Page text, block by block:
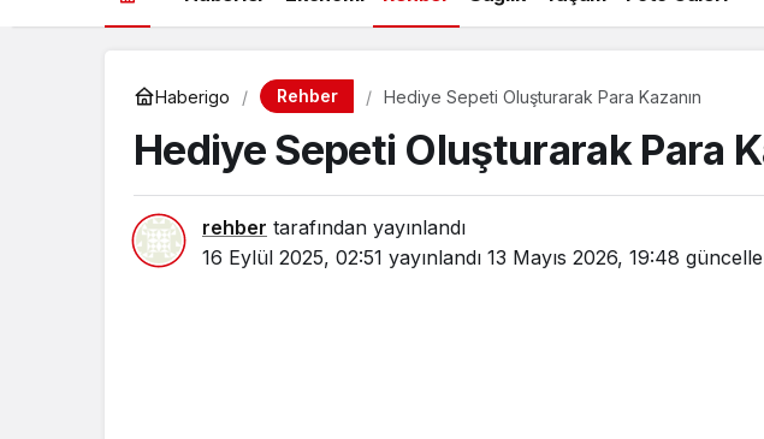
Haberigo Rehber Hediye Sepeti Oluşturarak Para Kazanın
Hediye Sepeti Oluşturarak Para
rehber tarafından yayınlandı
16 Eylül 2025, 02:51 yayınlandı 13 Mayıs 2026, 19:48